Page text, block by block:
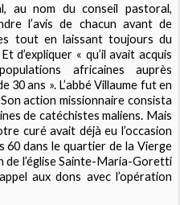
au nom du conseil pastoral,
l’avis de chacun avant de
tout en laissant toujours du
d’expliquer « qu’il avait acquis
africaines auprès
30 ans ». L’abbé Villaume fut en
action missionnaire consista
de catéchistes maliens. Mais
curé avait déjà eu l’occasion
60 dans le quartier de la Vierge
de l’église Sainte-Maria-Goretti
aux dons avec l’opération